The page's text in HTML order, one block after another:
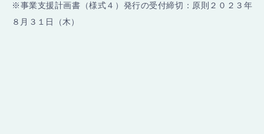
※事業支援計画書（様式４）発行の受付締切：原則２０２３年
８月３１日（木）